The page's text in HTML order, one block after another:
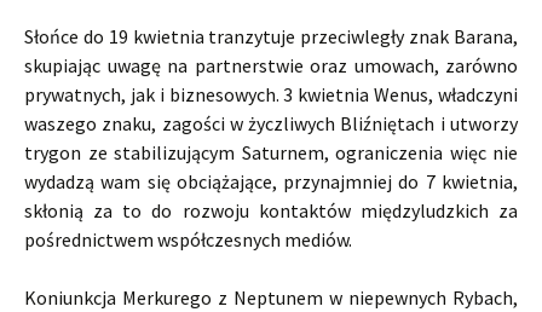
Słońce do 19 kwietnia tranzytuje przeciwległy znak Barana,
skupiając uwagę na partnerstwie oraz umowach, zarówno
prywatnych, jak i biznesowych. 3 kwietnia Wenus, władczyni
waszego znaku, zagości w życzliwych Bliźniętach i utworzy
trygon ze stabilizującym Saturnem, ograniczenia więc nie
wydadzą wam się obciążające, przynajmniej do 7 kwietnia,
skłonią za to do rozwoju kontaktów międzyludzkich za
pośrednictwem współczesnych mediów.
Koniunkcja Merkurego z Neptunem w niepewnych Rybach,